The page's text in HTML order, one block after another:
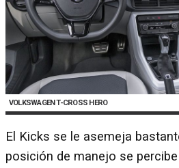
VOLKSWAGEN T-CROSS HERO
El Kicks se le asemeja
posición de manejo se